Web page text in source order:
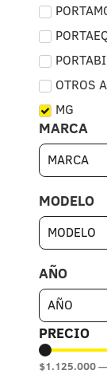
OTROS
MG
MARCA
MODELO
AÑO
PRECIO
$1.125.000